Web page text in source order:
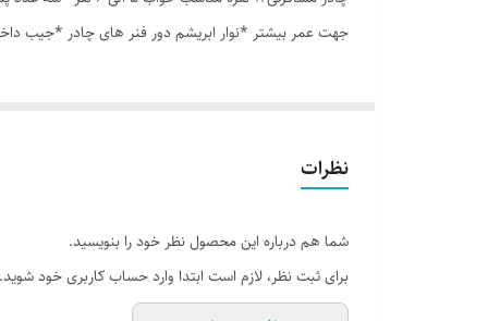
جهت عمر بیشتر *نوار ابریشم دور فنر های چادر *جیب
نظرات
شما هم درباره این محصول نظر خود را بنویسید.
برای ثبت نظر، لازم است ابتدا وارد حساب کاربری خود شوید.